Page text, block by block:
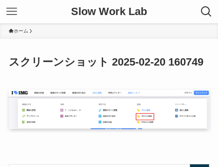
Slow Work Lab
ホーム
スクリーンショット 2025-02-20 160749